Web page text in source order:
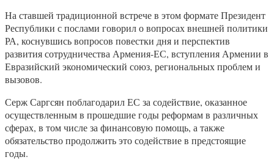
На ставшей традиционной встрече в этом формате Президент
Республики с послами говорил о вопросах внешней политики
РА, коснувшись вопросов повестки дня и перспектив
развития сотрудничества Армения-ЕС, вступления Армении в
Евразийский экономический союз, региональных проблем и
вызовов.
Серж Саргсян поблагодарил ЕС за содействие, оказанное
осуществленным в прошедшие годы реформам в различных
сферах, в том числе за финансовую помощь, а также
обязательство продолжить это содействие в предстоящие
годы.